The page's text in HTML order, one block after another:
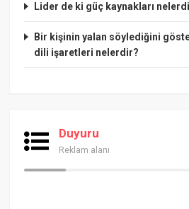
Lider de ki güç kaynakları
Bir kişinin yalan söylediğini
dili işaretleri nelerdir?
Duyuru
Reklam alanı